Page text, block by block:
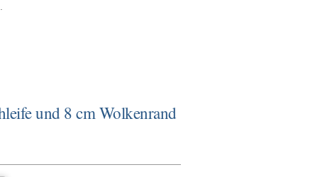
und 8 cm Wolkenrand